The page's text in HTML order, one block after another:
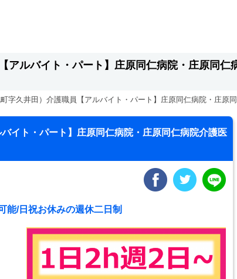
アルバイト・パート】庄原同仁病院・庄原同
町字久井田）介護職員【アルバイト・パート】庄原同仁病院・庄原
イト・パート】庄原同仁病院・庄原同仁病院介護医
能/日祝お休みの週休二日制